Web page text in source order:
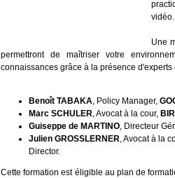
vidéo.
Une
permettront de maîtriser votre
connaissances grâce à la présence d'experts
Benoît TABAKA, Policy Manager,
Marc SCHULER, Avocat à la cour,
Guiseppe de MARTINO, Directeur
Julien GROSSLERNER, Avocat à la
Director.
Cette formation est éligible au plan de